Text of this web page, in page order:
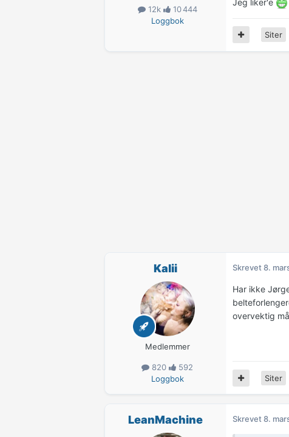
12k
10 444
Loggbok
Jeg liker'e
Siter
Kalii
Medlemmer
820
592
Loggbok
Skrevet8.
Har ikke
overvektig
Siter
LeanMachine Skrevet8.